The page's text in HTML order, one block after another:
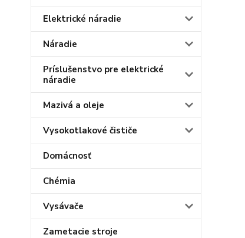
Elektrické náradie
Náradie
Príslušenstvo pre elektrické
náradie
Mazivá a oleje
Vysokotlakové čističe
Domácnosť
Chémia
Vysávače
Zametacie stroje